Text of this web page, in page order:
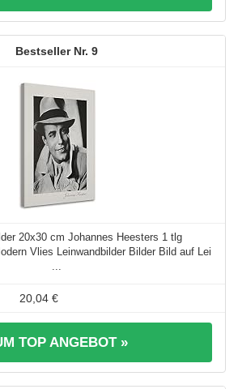
9
20x30 cm Johannes Heesters 1 tlg
Vlies Leinwandbilder Bilder Bild auf Lei
20,04 €
TOP ANGEBOT »